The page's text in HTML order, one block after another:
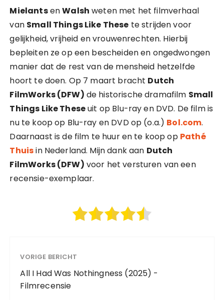
MielantsenWalsh weten met het filmverhaal
van Small Things Like These te strijden voor
gelijkheid, vrijheid en vrouwenrechten. Hierbij
bepleiten ze op een bescheiden en ongedwongen
manier dat de rest van de mensheid hetzelfde
hoort te doen. Op 7 maart bracht Dutch
FilmWorks (DFW) de historische dramafilm Small
Things Like Theseuit op Blu-ray en DVD. De film is
nu te koop op Blu-ray en DVD op (o.a.) Bol.com.
Daarnaast is de film te huur en te koop op Pathé
Thuisin Nederland. Mijn dank aan Dutch
FilmWorks (DFW) voor het versturen van een
recensie-exemplaar.
VORIGE BERICHT
All I Had Was Nothingness (2025) -
Filmrecensie